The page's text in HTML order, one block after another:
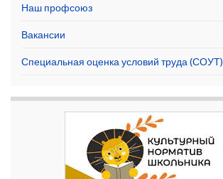
Наш профсоюз
Вакансии
Специальная оценка условий труда (СОУТ)